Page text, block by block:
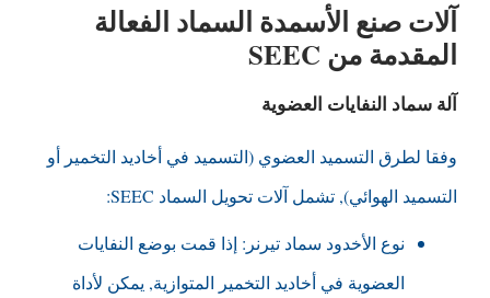
آلات صنع الأسمدة السماد الفعالة
المقدمة من SEEC
آلة سماد النفايات العضوية
وفقا لطرق التسميد العضوي (التسميد في أخاديد التخمير أو
التسميد الهوائي), تشمل آلات تحويل السماد SEEC:
نوع الأخدود سماد تيرنر: إذا قمت بوضع النفايات
العضوية في أخاديد التخمير المتوازية, يمكن لأداة